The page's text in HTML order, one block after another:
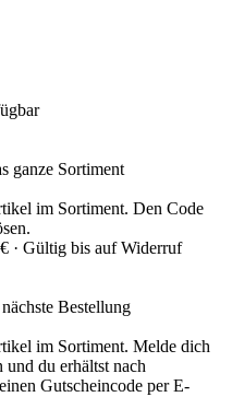
ganze Sortiment
im Sortiment. Den Code
· Gültig bis auf Widerruf
Bestellung
im Sortiment. Melde dich
du erhältst nach
Gutscheincode per E-